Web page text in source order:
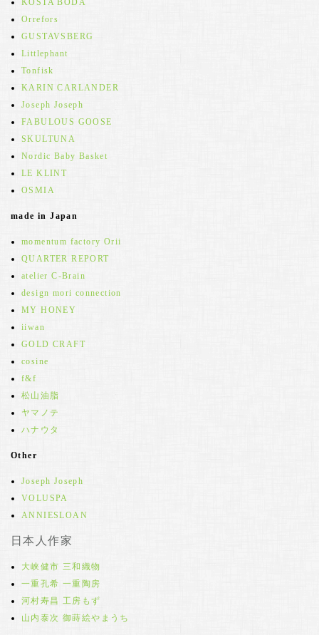
KOSTA BODA
Orrefors
GUSTAVSBERG
Littlephant
Tonfisk
KARIN CARLANDER
Joseph Joseph
FABULOUS GOOSE
SKULTUNA
Nordic Baby Basket
LE KLINT
OSMIA
made in Japan
momentum factory Orii
QUARTER REPORT
atelier C-Brain
design mori connection
MY HONEY
iiwan
GOLD CRAFT
cosine
f&f
松山油脂
ヤマノテ
ハナウタ
Other
Joseph Joseph
VOLUSPA
ANNIESLOAN
日本人作家
大峡健市 三和織物
一重孔希 一重陶房
河村寿昌 工房もず
山内泰次 御蒔絵やまうち